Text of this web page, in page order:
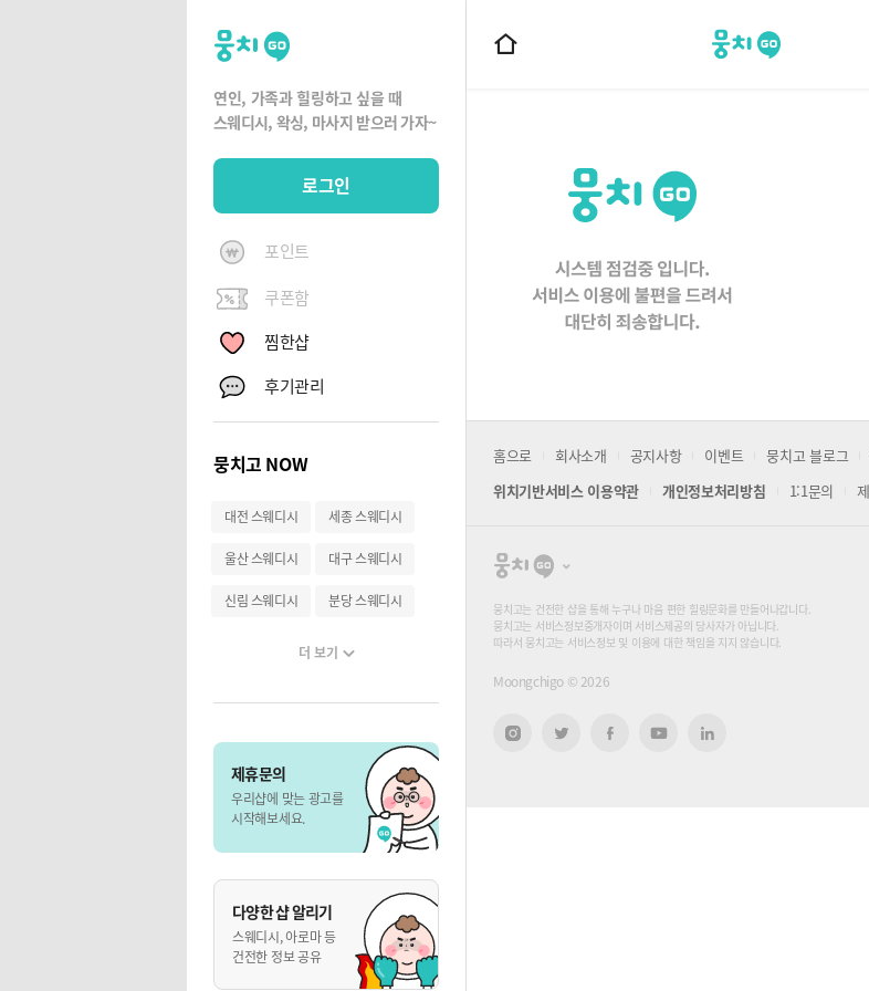
뭉
치
고
연인, 가족과 힐링하고 싶을 때
스웨디시, 왁싱, 마사지 받으러 가자~
로그인
포인트
쿠폰함
찜한샵
후기관리
뭉치고 NOW
대전 스웨디시 세종 스웨디시
울산 스웨디시 대구 스웨디시
신림 스웨디시 분당 스웨디시
더 보기
제휴문의
우리샵에 맞는 광고를
시작해보세요.
다양한 샵 알리기
스웨디시, 아로마 등
건전한 정보 공유
뭉치고
홈
홈으로 회사소개 공지사항 이벤트 뭉치고 블로그
위치기반서비스 이용약관
개인정보처리방침 1:1문의
뭉
고
뭉치고는 건전한 샵을 통해 누구나 마음 편한 힐링문화를 만들어나갑니다.
뭉치고는 서비스정보중개자이며 서비스제공의 당사자가 아닙니다.
따라서 뭉치고는 서비스정보 및 이용에 대한 책임을 지지 않습니다.
Moongchigo © 2026